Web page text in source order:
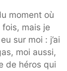
moment où
mais je
sur moi : j’ai
moi aussi,
de héros qui